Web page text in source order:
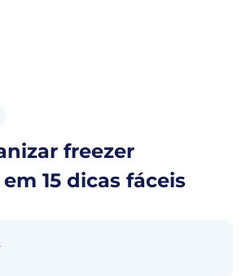
freezer
15 dicas fáceis